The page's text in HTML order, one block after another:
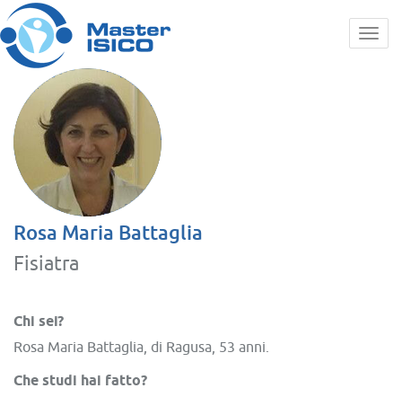
Rosa Maria
Rosa Maria Battaglia
Fisiatra
Chi sei?
Rosa Maria Battaglia, di Ragusa, 53 anni.
Che studi hai fatto?